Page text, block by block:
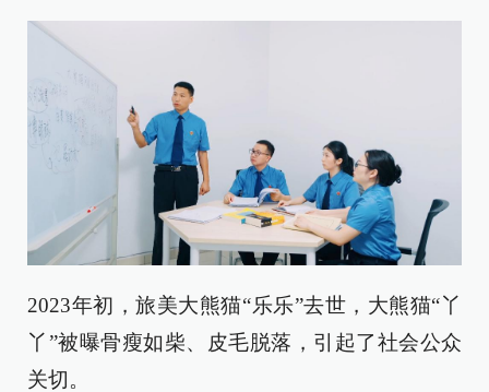
2023年初，旅美大熊猫“乐乐”去世，大熊猫“丫
丫”被曝骨瘦如柴、皮毛脱落，引起了社会公众
关切。